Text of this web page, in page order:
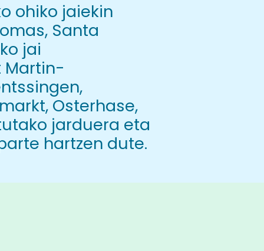
ohiko jaiekin
Santa
jai
Martin-
Osterhase,
jarduera eta
hartzen dute.